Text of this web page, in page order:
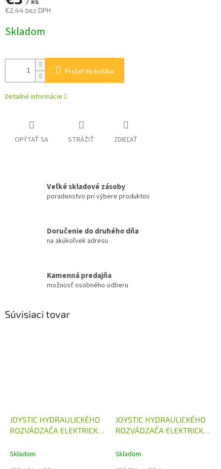
€2,44 bez DPH
cena:
Skladom
Pridať do košíka
Detailné informácie
OPÝTAŤ SA STRÁŽIŤ ZDIEĽAŤ
Veľké skladové zásoby
poradenstvo pri výbere produktov
Doručenie do druhého dňa
na akúkoľvek adresu
Kamenná predajňa
možnosť osobného odberu
Súvisiaci tovar
JOYSTIC HYDRAULICKÉHO
ROZVÁDZAČA ELEKTRICKY
Skladom
JOYSTIC HYDRAULICKÉHO
ROZVÁDZAČA ELEKTRICKY
OTVOR 22MM
Skladom